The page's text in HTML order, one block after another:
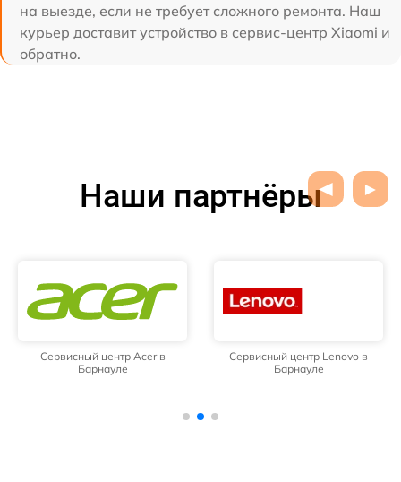
на выезде, если не требует сложного ремонта. Наш
курьер доставит устройство в сервис-центр Xiaomi и
обратно.
Наши партнёры
Сервисный центр Acer в
Барнауле
Сервисный центр Lenovo в
Барнауле